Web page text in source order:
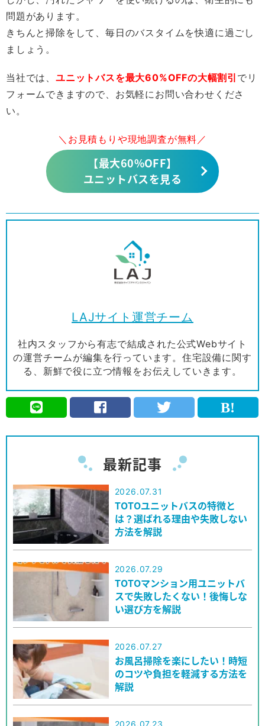
問題があります。
きちんと掃除をして、毎日のバスタイムを快適に過ごし
ましょう。
当社では、 ユニットバスを最大60%OFFの大幅割引 でリ
フォームできますので、お気軽にお問い合わせくださ
い。
＼お見積もりや現地調査が無料／
【最大60%OFF】
ユニットバスを見る
LAJサイト運営チーム
社内スタッフから有志で結成された公式Webサイト
の運営チームが編集を行っています。住宅設備に関す
る、新鮮で役に立つ情報をお伝えしていきます。
最新記事
2026.07.31
TOTOユニットバスの特徴と
は？選ばれる理由や失敗しない
方法を解説
2026.07.29
TOTOマンション用ユニットバ
スで失敗したくない！後悔しな
い選び方を解説
2026.07.27
お風呂掃除を楽にしたい！時短
のコツや負担を軽減する方法を
解説
2026.07.23